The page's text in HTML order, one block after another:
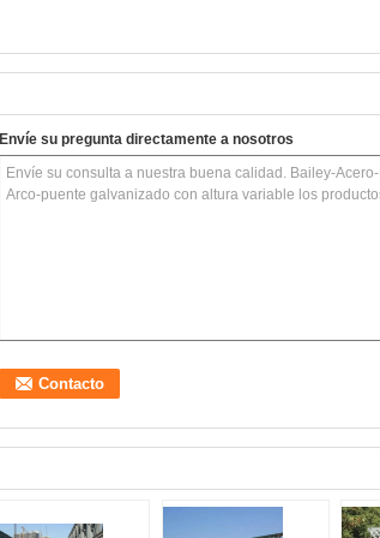
Envíe su pregunta directamente a nosotros